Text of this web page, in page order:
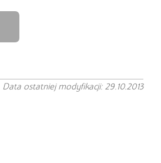
Data ostatniej modyfikacji: 29.10.2013